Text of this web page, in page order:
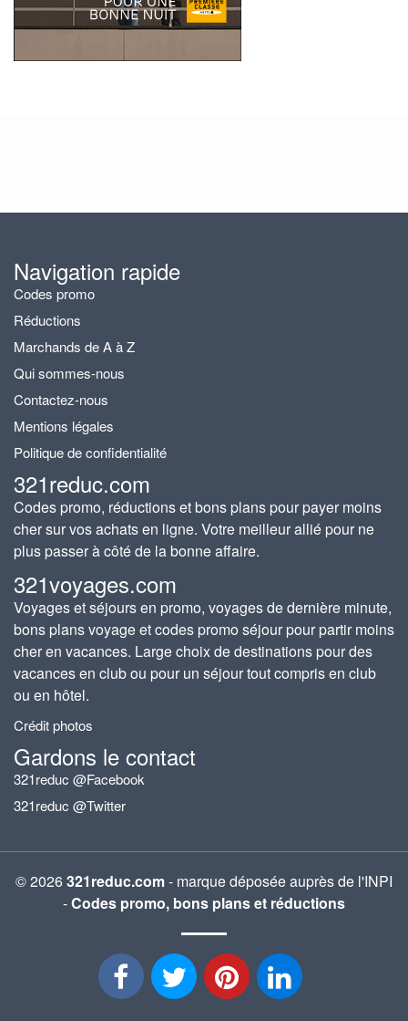
Navigation rapide
Codes promo
Réductions
Marchands de A à Z
Qui sommes-nous
Contactez-nous
Mentions légales
Politique de confidentialité
321reduc.com
Codes promo, réductions et bons plans pour payer moins
cher sur vos achats en ligne. Votre meilleur allié pour ne
plus passer à côté de la bonne affaire.
321voyages.com
Voyages et séjours en promo, voyages de dernière minute,
bons plans voyage et codes promo séjour pour partir moins
cher en vacances. Large choix de destinations pour des
vacances en club ou pour un séjour tout compris en club
ou en hôtel.
Crédit photos
Gardons le contact
321reduc @Facebook
321reduc @Twitter
© 2026321reduc.com- marque déposée auprès de l'INPI
-Codes promo, bons plans et réductions